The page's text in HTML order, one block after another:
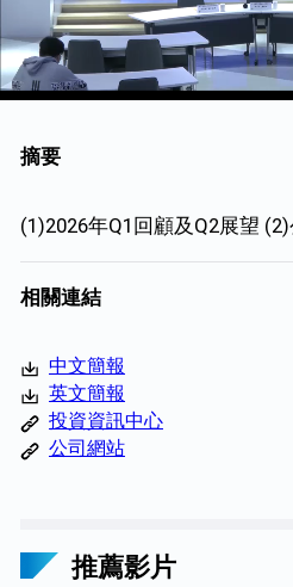
摘要
(1)2026年Q1回顧及Q2展望
相關連結
中文簡報
英文簡報
投資資訊中心
公司網站
推薦影片